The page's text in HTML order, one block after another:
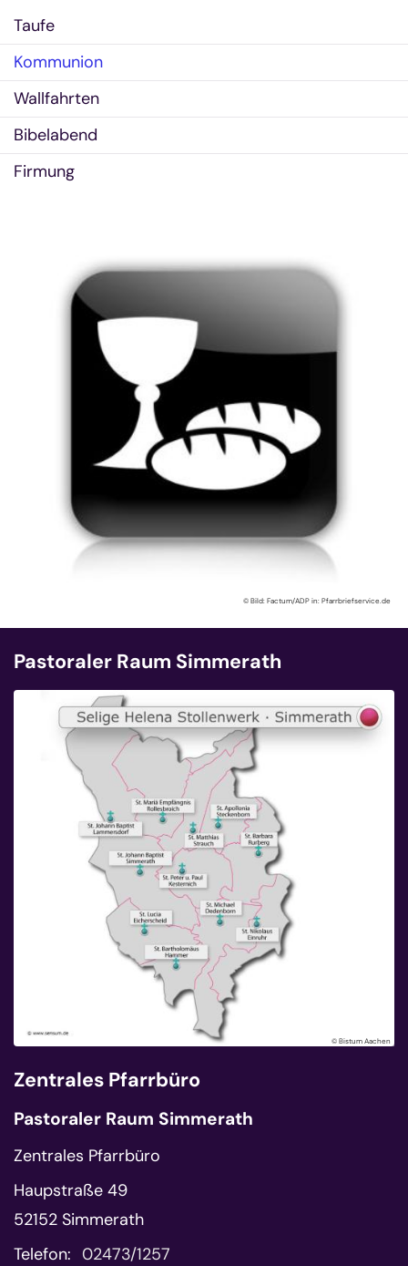
Taufe
Kommunion
Wallfahrten
Bibelabend
Firmung
© Bild: Factum/ADP in: Pfarrbriefservice.de
Pastoraler Raum Simmerath
© Bistum Aachen
Zentrales Pfarrbüro
Pastoraler Raum Simmerath
Zentrales Pfarrbüro
Haupstraße 49
52152 Simmerath
Telefon: 02473/1257